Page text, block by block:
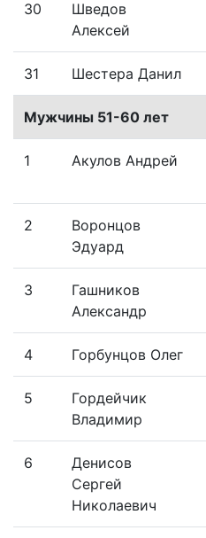
30
Шведов
Алексей
31 Шестера Данил
Мужчины 51-60 лет
1 Акулов Андрей
2
Воронцов
Эдуард
3
Гашников
Александр
4 Горбунцов Олег
5
Гордейчик
Владимир
6
Денисов
Сергей
Николаевич